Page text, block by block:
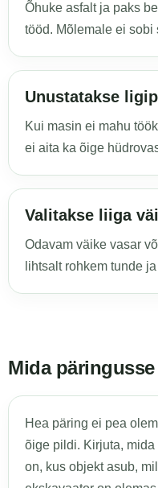
Õhuke asfalt ja paks
tööd. Mõlemale ei sobi
Unustatakse
Kui masin ei mahu
ei aita ka õige
Valitakse liiga
Odavam väike vasar
lihtsalt rohkem tunde
Mida
Hea päring ei pea
õige pildi. Kirjuta,
on, kus objekt asub,